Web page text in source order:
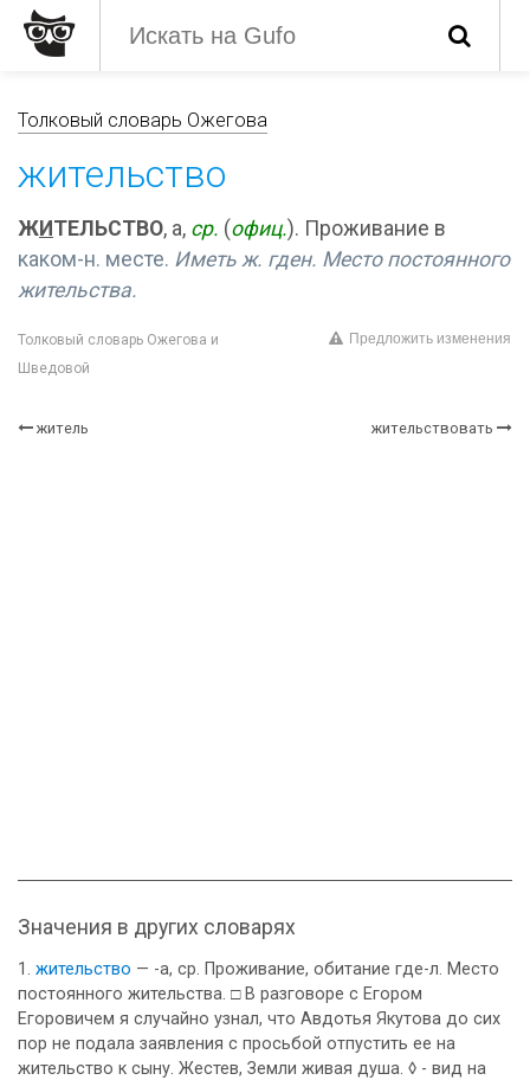
Толковый словарь Ожегова
жительство
ЖИ ТЕЛЬСТВО, а, ср. (офиц.). Проживание в
каком-н. месте. Иметь ж. гден. Место постоянного
жительства.
Толковый словарь Ожегова и
Шведовой
Предложить изменения
житель жительствовать
Значения в других словарях
жительство — -а, ср. Проживание, обитание где-л. Место
постоянного жительства. □ В разговоре с Егором
Егоровичем я случайно узнал, что Авдотья Якутова до сих
пор не подала заявления с просьбой отпустить ее на
жительство к сыну. Жестев, Земли живая душа. ◊ - вид на